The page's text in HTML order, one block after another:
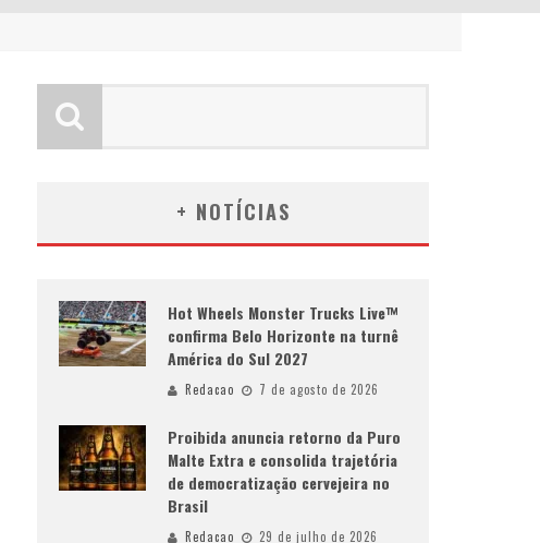
+ NOTÍCIAS
Hot Wheels Monster Trucks Live™
confirma Belo Horizonte na turnê
América do Sul 2027
Redacao 7 de agosto de 2026
Proibida anuncia retorno da Puro
Malte Extra e consolida trajetória
de democratização cervejeira no
Brasil
Redacao 29 de julho de 2026